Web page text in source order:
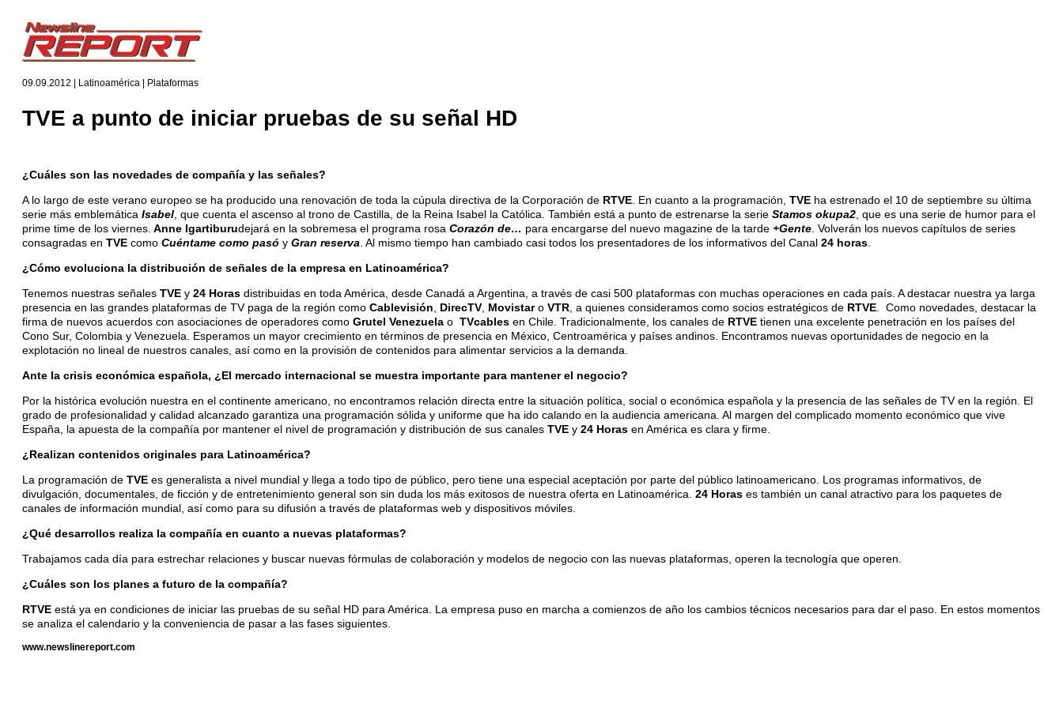
09.09.2012 | Latinoamérica | Plataformas
TVE a punto de iniciar pruebas de su señal HD
¿Cuáles son las novedades de compañía y las señales?
A lo largo de este verano europeo se ha producido una renovación de toda la cúpula directiva de la Corporación de RTVE . En cuanto a la programación, TVE ha estrenado el 10 de septiembre su última
serie más emblemática Isabel , que cuenta el ascenso al trono de Castilla, de la Reina Isabel la Católica. También está a punto de estrenarse la serie Stamos okupa2 , que es una serie de humor para el
prime time de los viernes. Anne Igartiburudejará en la sobremesa el programa rosa Corazón de… para encargarse del nuevo magazine de la tarde +Gente . Volverán los nuevos capítulos de series
consagradas en TVE como Cuéntame como pasó y Gran reserva . Al mismo tiempo han cambiado casi todos los presentadores de los informativos del Canal 24 horas
¿Cómo evoluciona la distribución de señales de la empresa en Latinoamérica?
Tenemos nuestras señales TVE y 24 Horas distribuidas en toda América, desde Canadá a Argentina, a través de casi 500 plataformas con muchas operaciones en cada país. A destacar nuestra ya larga
presencia en las grandes plataformas de TV paga de la región como Cablevisión DirecTV Movistaro VTR , a quienes consideramos como socios estratégicos de RTVE . Como novedades, destacar la
firma de nuevos acuerdos con asociaciones de operadores como Grutel Venezuela o TVcables en Chile. Tradicionalmente, los canales de RTVE tienen una excelente penetración en los países del
Cono Sur, Colombia y Venezuela. Esperamos un mayor crecimiento en términos de presencia en México, Centroamérica y países andinos. Encontramos nuevas oportunidades de negocio en la
explotación no lineal de nuestros canales, así como en la provisión de contenidos para alimentar servicios a la demanda.
Ante la crisis económica española, ¿El mercado internacional se muestra importante para mantener el negocio?
Por la histórica evolución nuestra en el continente americano, no encontramos relación directa entre la situación política, social o económica española y la presencia de las señales de TV en la región. El
grado de profesionalidad y calidad alcanzado garantiza una programación sólida y uniforme que ha ido calando en la audiencia americana. Al margen del complicado momento económico que vive
España, la apuesta de la compañía por mantener el nivel de programación y distribución de sus canales TVE y 24 Horas en América es clara y firme.
¿Realizan contenidos originales para Latinoamérica?
La programación de TVE es generalista a nivel mundial y llega a todo tipo de público, pero tiene una especial aceptación por parte del público latinoamericano. Los programas informativos, de
divulgación, documentales, de ficción y de entretenimiento general son sin duda los más exitosos de nuestra oferta en Latinoamérica. 24 Horas es también un canal atractivo para los paquetes de
canales de información mundial, así como para su difusión a través de plataformas web y dispositivos móviles.
¿Qué desarrollos realiza la compañía en cuanto a nuevas plataformas?
Trabajamos cada día para estrechar relaciones y buscar nuevas fórmulas de colaboración y modelos de negocio con las nuevas plataformas, operen la tecnología que operen.
¿Cuáles son los planes a futuro de la compañía?
RTVE está ya en condiciones de iniciar las pruebas de su señal HD para América. La empresa puso en marcha a comienzos de año los cambios técnicos necesarios para dar el paso. En estos momentos
se analiza el calendario y la conveniencia de pasar a las fases siguientes.
www.newslinereport.com